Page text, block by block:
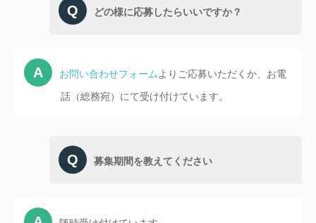
どの様に応募したらいいですか？
お問い合わせフォーム よりご応募いただくか、お電
話（総務宛）にて受け付けています。
募集期間を教えてください